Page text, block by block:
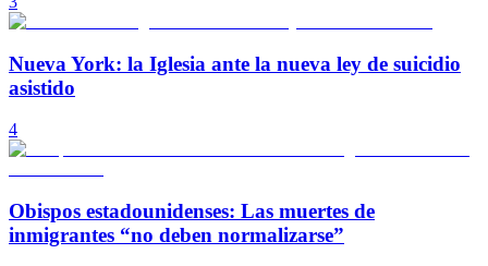
Nueva York: la Iglesia ante la nueva ley de suicidio
asistido
4
Obispos estadounidenses: Las muertes de
inmigrantes “no deben normalizarse”